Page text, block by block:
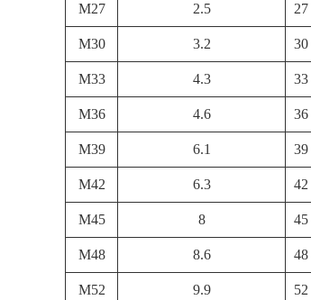
M27 2.5 27
M30 3.2 30
M33 4.3 33
M36 4.6 36
M39 6.1 39
M42 6.3 42
M45 8 45
M48 8.6 48
M52 9.9 52